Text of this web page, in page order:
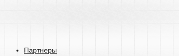
Партнеры